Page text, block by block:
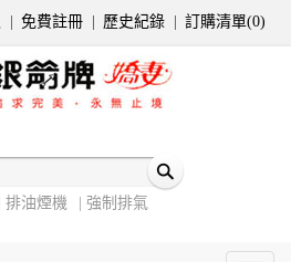
免費註冊 歷史紀錄 訂購清單(0)
排油煙機 強制排氣